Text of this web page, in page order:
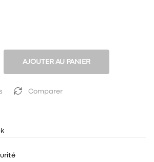
AJOUTER AU PANIER
Comparer